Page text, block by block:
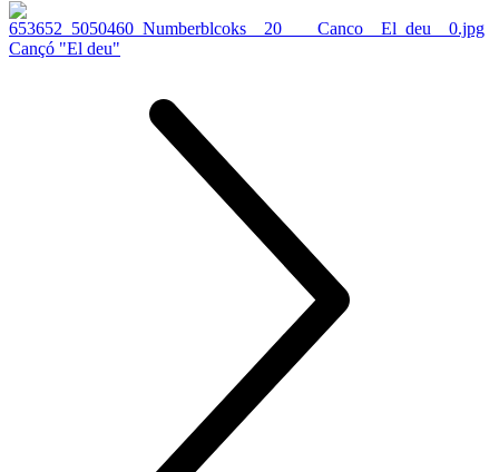
Cançó "El deu"